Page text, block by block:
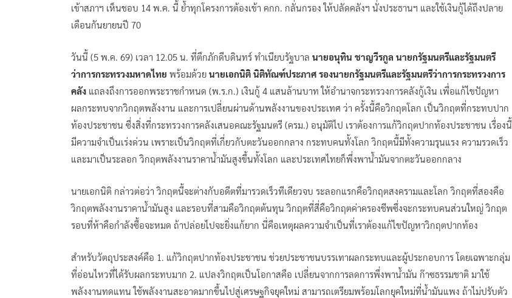
เข้าสภาฯ เห็นชอบ 14 พ.ค. นี้ ย้ำทุกโครงการต้องเข้า คกก. กลั่นกรอง ให้ปลัดคลังฯ นั่งประธานฯ และใช้เงินกู้ได้ถึงปลาย
เดือนกันยายนปี 70
วันนี้ (5 พ.ค. 69) เวลา 12.05 น. ที่ตึกภักดีบดินทร์ ทำเนียบรัฐบาล นายอนุทิน ชาญวีรกูล นายกรัฐมนตรีและรัฐมนตรี
ว่าการกระทรวงมหาดไทย พร้อมด้วย นายเอกนิติ นิติทัณฑ์ประภาศ รองนายกรัฐมนตรีและรัฐมนตรีว่าการกระทรวงการ
คลัง แถลงถึงการออกพระราชกำหนด (พ.ร.ก.) เงินกู้ 4 แสนล้านบาท ให้อำนาจกระทรวงการคลังกู้เงิน เพื่อแก้ไขปัญหา
ผลกระทบจากวิกฤตพลังงาน และการเปลี่ยนผ่านด้านพลังงานของประเทศ ว่า ครั้งนี้คือวิกฤตโลก เป็นวิกฤตที่กระทบปาก
ท้องประชาชน ซึ่งสิ่งที่กระทรวงการคลังเสนอคณะรัฐมนตรี (ครม.) อนุมัติไป เราต้องการแก้วิกฤตปากท้องประชาชน เรื่องนี้
มีความจำเป็นเร่งด่วน เพราะเป็นวิกฤตที่เกี่ยวกับตะวันออกกลาง กระทบคนทั้งโลก วิกฤตนี้มีทั้งความรุนแรง ความรวดเร็ว
และมาเป็นระลอก วิกฤตพลังงานราคาน้ำมันสูงขึ้นทั้งโลก และประเทศไทยก็พึ่งพาน้ำมันจากตะวันออกกลาง
นายเอกนิติ กล่าวต่อว่า วิกฤตนี้จะต่างกับอดีตที่มารวดเร็วทีเดียวจบ ระลอกแรกคือวิกฤตสงครามและโลก วิกฤตที่สองคือ
วิกฤตพลังงานราคาน้ำมันสูง และรอบที่สามคือวิกฤตต้นทุน วิกฤตที่สี่คือวิกฤตค่าครองชีพซึ่งจะกระทบคนส่วนใหญ่ วิกฤต
รอบที่ห้าคือกำลังซื้อจะหมด ถ้าปล่อยไปจะยิ่งแก้ยาก นี่คือเหตุผลความจำเป็นที่เราต้องแก้ไขปัญหาวิกฤตปากท้อง
สำหรับวัตถุประสงค์คือ 1. แก้วิกฤตปากท้องประชาชน ช่วยประชาชนบรรเทาผลกระทบและผู้ประกอบการ โดยเฉพาะกลุ่ม
ที่อ่อนไหวที่ได้รับผลกระทบมาก 2. แปลงวิกฤตเป็นโอกาสคือ เปลี่ยนจากการลดการพึ่งพาน้ำมัน ก๊าซธรรมชาติ มาใช้
พลังงานทดแทน ใช้พลังงานสะอาดมากขึ้นไปสู่เศรษฐกิจยุคใหม่ สามารถเตรียมพร้อมโลกยุคใหม่ที่น้ำมันแพง ถ้าไม่ปรับตัว